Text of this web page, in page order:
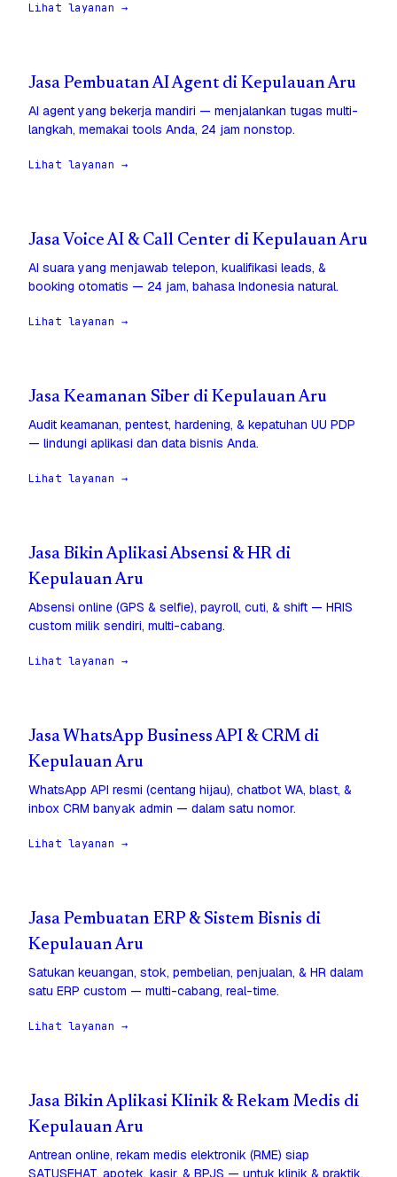
Lihat layanan →
Jasa Pembuatan AI Agent di Kepulauan Aru
AI agent yang bekerja mandiri — menjalankan tugas multi-
langkah, memakai tools Anda, 24 jam nonstop.
Lihat layanan →
Jasa Voice AI & Call Center di Kepulauan Aru
AI suara yang menjawab telepon, kualifikasi leads, &
booking otomatis — 24 jam, bahasa Indonesia natural.
Lihat layanan →
Jasa Keamanan Siber di Kepulauan Aru
Audit keamanan, pentest, hardening, & kepatuhan UU PDP
— lindungi aplikasi dan data bisnis Anda.
Lihat layanan →
Jasa Bikin Aplikasi Absensi & HR di
Kepulauan Aru
Absensi online (GPS & selfie), payroll, cuti, & shift — HRIS
custom milik sendiri, multi-cabang.
Lihat layanan →
Jasa WhatsApp Business API & CRM di
Kepulauan Aru
WhatsApp API resmi (centang hijau), chatbot WA, blast, &
inbox CRM banyak admin — dalam satu nomor.
Lihat layanan →
Jasa Pembuatan ERP & Sistem Bisnis di
Kepulauan Aru
Satukan keuangan, stok, pembelian, penjualan, & HR dalam
satu ERP custom — multi-cabang, real-time.
Lihat layanan →
Jasa Bikin Aplikasi Klinik & Rekam Medis di
Kepulauan Aru
Antrean online, rekam medis elektronik (RME) siap
SATUSEHAT, apotek, kasir, & BPJS — untuk klinik & praktik.